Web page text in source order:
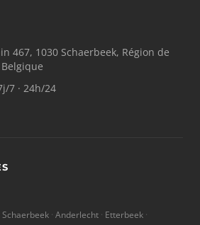
467, 1030 Schaerbeek, Région de
7 · 24h/24
Schaerbeek Anderlecht Etterbeek